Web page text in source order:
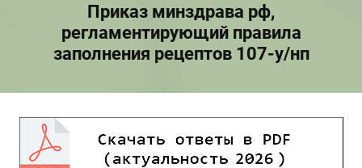
Приказ минздрава рф,
регламентирующий правила
заполнения рецептов 107-у/нп